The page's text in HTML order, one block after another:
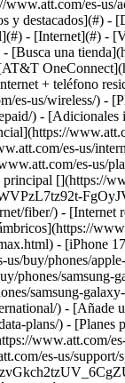
destacados](#)
- [Internet](#) -